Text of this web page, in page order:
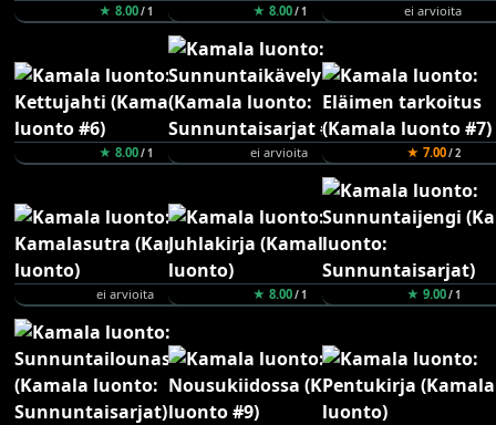
★ 8.00/ 1 ★ 8.00/ 1 ei arvioita
★ 8.00/ 1 ei arvioita ★ 7.00/ 2
ei arvioita ★ 8.00/ 1 ★ 9.00/ 1